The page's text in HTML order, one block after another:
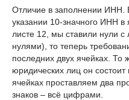
Отличие в заполнении ИНН.
указании 10-значного ИНН в
листе 12, мы ставили нули
нулями), то теперь
последних двух ячейках.
юридических лиц он
ячейках проставляем два
знаков – всё цифрами.